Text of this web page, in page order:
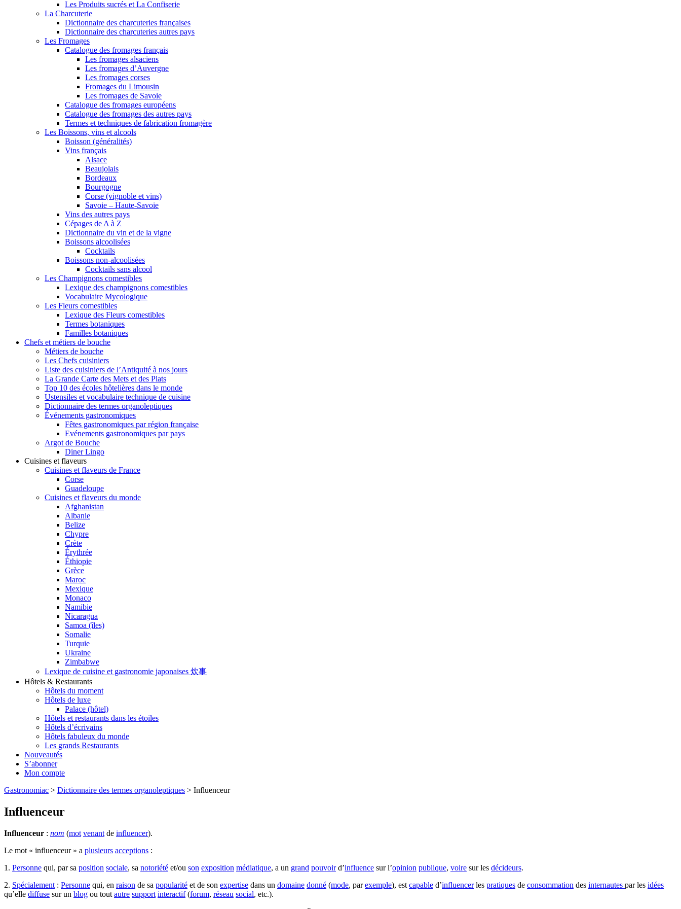
Les Produits sucrés et La Confiserie
La Charcuterie
Dictionnaire des charcuteries françaises
Dictionnaire des charcuteries autres pays
Les Fromages
Catalogue des fromages français
Les fromages alsaciens
Les fromages d’Auvergne
Les fromages corses
Fromages du Limousin
Les fromages de Savoie
Catalogue des fromages européens
Catalogue des fromages des autres pays
Termes et techniques de fabrication fromagère
Les Boissons, vins et alcools
Boisson (généralités)
Vins français
Alsace
Beaujolais
Bordeaux
Bourgogne
Corse (vignoble et vins)
Savoie – Haute-Savoie
Vins des autres pays
Cépages de A à Z
Dictionnaire du vin et de la vigne
Boissons alcoolisées
Cocktails
Boissons non-alcoolisées
Cocktails sans alcool
Les Champignons comestibles
Lexique des champignons comestibles
Vocabulaire Mycologique
Les Fleurs comestibles
Lexique des Fleurs comestibles
Termes botaniques
Familles botaniques
Chefs et métiers de bouche
Métiers de bouche
Les Chefs cuisiniers
Liste des cuisiniers de l’Antiquité à nos jours
La Grande Carte des Mets et des Plats
Top 10 des écoles hôtelières dans le monde
Ustensiles et vocabulaire technique de cuisine
Dictionnaire des termes organoleptiques
Événements gastronomiques
Fêtes gastronomiques par région française
Evénements gastronomiques par pays
Argot de Bouche
Diner Lingo
Cuisines et flaveurs
Cuisines et flaveurs de France
Corse
Guadeloupe
Cuisines et flaveurs du monde
Afghanistan
Albanie
Belize
Chypre
Crète
Érythrée
Éthiopie
Grèce
Maroc
Mexique
Monaco
Namibie
Nicaragua
Samoa (îles)
Somalie
Turquie
Ukraine
Zimbabwe
Lexique de cuisine et gastronomie japonaises 炊事
Hôtels & Restaurants
Hôtels du moment
Hôtels de luxe
Palace (hôtel)
Hôtels et restaurants dans les étoiles
Hôtels d’écrivains
Hôtels fabuleux du monde
Les grands Restaurants
Nouveautés
S’abonner
Mon compte
Gastronomiac > Dictionnaire des termes organoleptiques > Influenceur
Influenceur
Influenceur : nom (mot venant de influencer).
Le mot « influenceur » a plusieurs acceptions :
1. Personne qui, par sa position sociale, sa notoriété et/ou son exposition médiatique, a un grand pouvoird’influence sur l’opinion publique, voire sur les décideurs.
2. Spécialement : Personne qui, en raison de sa popularité et de son expertise dans un domaine donné (mode, parexemple), est capable d’influencerles pratiques de consommation des internautes par les idées
qu’elle diffuse sur un blog ou tout autre support interactif(forum, réseau social, etc.).